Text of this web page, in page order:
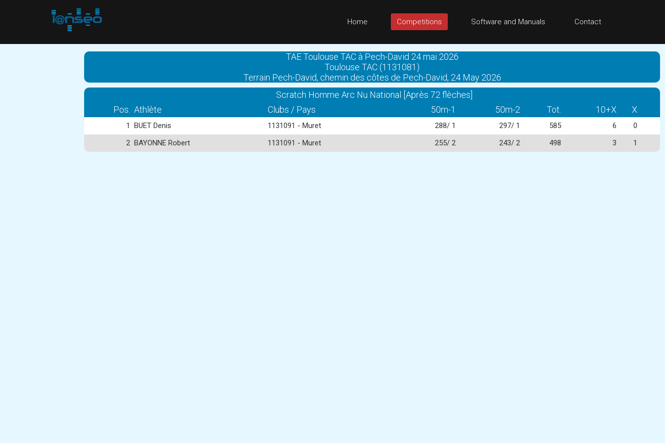
Home Competitions Software and Manuals Contact
TAE Toulouse TAC à Pech-David 24 mai 2026
Toulouse TAC (1131081)
Terrain Pech-David, chemin des côtes de Pech-David, 24 May 2026
Scratch Homme Arc Nu National [Après 72 flèches]
Pos. Athlète Clubs / Pays 50m-1 50m-2 Tot. 10+X X
1 BUET Denis 1131091 - Muret 288/ 1 297/ 1 585 6
0
2 BAYONNE Robert 1131091 - Muret 255/ 2 243/ 2 498 3 1